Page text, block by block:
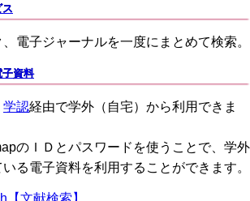
電子ジャーナルを一度にまとめて検索。
子資料
学認経由で学外（自宅）から利用できま
のＩＤとパスワードを使うことで、学外
る電子資料を利用することができます。
文献検索】